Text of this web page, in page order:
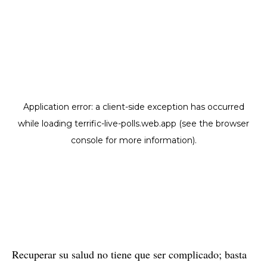
Recuperar su salud no tiene que ser complicado; basta